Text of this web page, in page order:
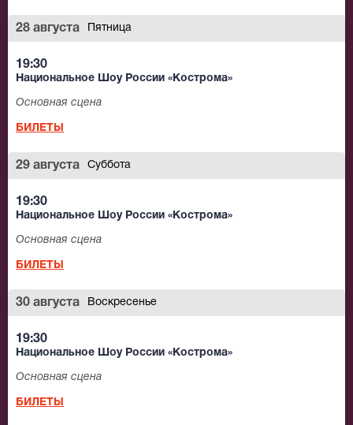
28 августа Пятница
19:30
Национальное Шоу России «Кострома»
Основная сцена
БИЛЕТЫ
29 августа Суббота
19:30
Национальное Шоу России «Кострома»
Основная сцена
БИЛЕТЫ
30 августа Воскресенье
19:30
Национальное Шоу России «Кострома»
Основная сцена
БИЛЕТЫ